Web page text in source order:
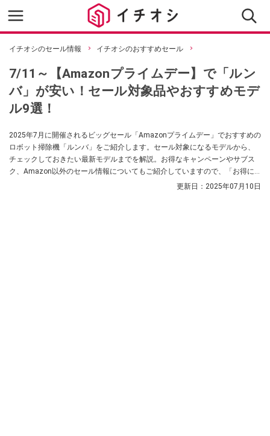
イチオシのセール情報 イチオシのおすすめセール
7/11～【Amazonプライムデー】で「ルン
バ」が安い！セール対象品やおすすめモデ
ル9選！
2025年7月に開催されるビッグセール「Amazonプライムデー」でおすすめの
ロボット掃除機「ルンバ」をご紹介します。セール対象になるモデルから、
チェックしておきたい最新モデルまでを解説。お得なキャンペーンやサブス
ク、Amazon以外のセール情報についてもご紹介していますので、「お得に
ルンバを手に入れたい」という方はぜひお買い物の参考にしてみてください
更新日： 2025年07月10日